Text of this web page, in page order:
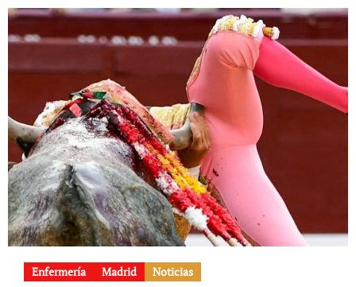
Enfermería Madrid Noticias